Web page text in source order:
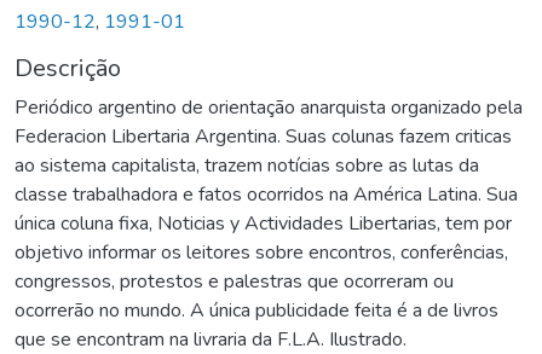
1990-12, 1991-01
Descrição
Periódico argentino de orientação anarquista organizado pela
Federacion Libertaria Argentina. Suas colunas fazem criticas
ao sistema capitalista, trazem notícias sobre as lutas da
classe trabalhadora e fatos ocorridos na América Latina. Sua
única coluna fixa, Noticias y Actividades Libertarias, tem por
objetivo informar os leitores sobre encontros, conferências,
congressos, protestos e palestras que ocorreram ou
ocorrerão no mundo. A única publicidade feita é a de livros
que se encontram na livraria da F.L.A. Ilustrado.